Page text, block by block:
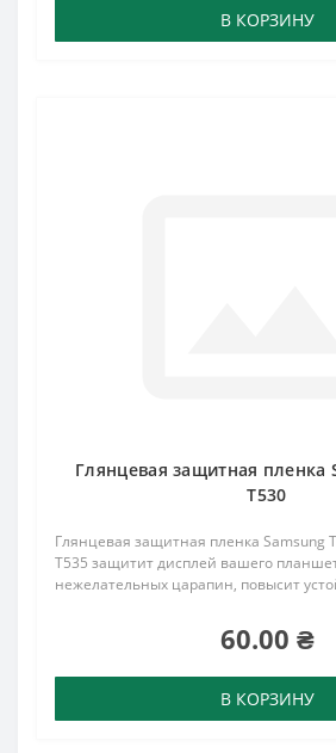
В КОРЗИНУ
Глянцевая защитная пленка
Т530
Глянцевая защитная пленка Samsung
Т535 защитит дисплей вашего
нежелательных царапин, повысит
60.00 ₴
В КОРЗИНУ